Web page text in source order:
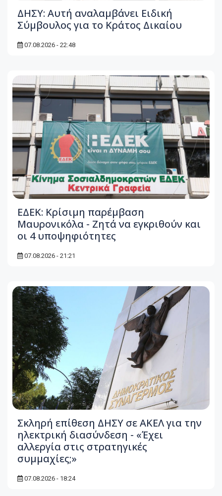
ΔΗΣΥ: Αυτή αναλαμβάνει Ειδική
Σύμβουλος για το Κράτος Δικαίου
07.08.2026 - 22:48
ΕΔΕΚ: Κρίσιμη παρέμβαση
Μαυρονικόλα - Ζητά να εγκριθούν και
οι 4 υποψηφιότητες
07.08.2026 - 21:21
Σκληρή επίθεση ΔΗΣΥ σε ΑΚΕΛ για την
ηλεκτρική διασύνδεση - «Έχει
αλλεργία στις στρατηγικές
συμμαχίες;»
07.08.2026 - 18:24